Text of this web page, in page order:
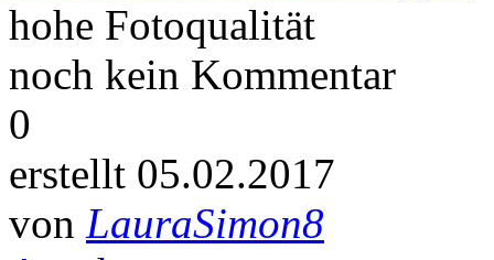
hohe Fotoqualität
noch kein Kommentar
0
erstellt 05.02.2017
von LauraSimon8